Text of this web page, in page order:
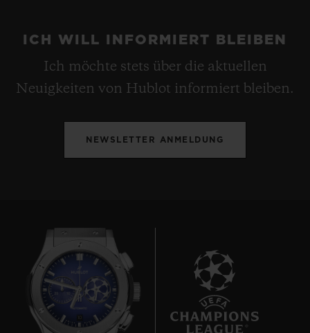
ICH WILL INFORMIERT BLEIBEN
Ich möchte stets über die aktuellen
Neuigkeiten von Hublot informiert bleiben.
NEWSLETTER ANMELDUNG